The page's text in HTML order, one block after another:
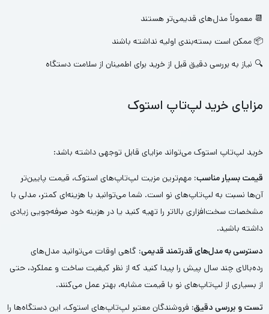
📆 معمولاً مدل‌های قدیمی‌تر هستند
📦 ممکن است بسته‌بندی اولیه نداشته باشند
🔍 نیاز به بررسی دقیق قبل از خرید برای اطمینان از سلامت دستگاه
مزایای خرید لپ‌تاپ استوک
خرید لپ‌تاپ استوک می‌تواند مزایای قابل توجهی داشته باشد:
قیمت بسیار مناسب: مهم‌ترین مزیت لپ‌تاپ‌های استوک، قیمت پایین‌تر
آن‌ها نسبت به لپ‌تاپ‌های نو است. شما می‌توانید با هزینه‌ای کمتر، مدلی با
مشخصات سخت‌افزاری بالاتر را تهیه کنید یا در هزینه خود صرفه‌جویی زیادی
داشته باشید.
دسترسی به مدل‌های قدرتمند قدیمی: گاهی اوقات می‌توانید مدل‌های
رده‌بالای چند سال پیش را پیدا کنید که از نظر کیفیت ساخت و عملکرد، حتی
از بسیاری از لپ‌تاپ‌های نو با قیمت مشابه، بهتر عمل می‌کنند.
تست و بررسی دقیق: فروشندگان معتبر لپ‌تاپ‌های استوک، این دستگاه‌ها را